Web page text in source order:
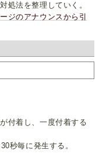
処法を整理していく。
ジのアナウンスから引
付着し、一度付着する
秒毎に発生する。